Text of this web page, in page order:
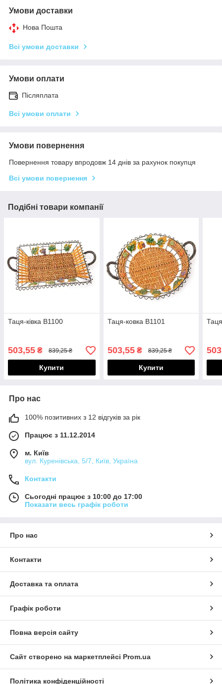
Умови доставки
Нова Пошта
Всі умови доставки
Умови оплати
Післяплата
Всі умови оплати
Умови повернення
Повернення товару впродовж 14 днів за рахунок покупця
Всі умови повернення
Подібні товари компанії
Таця-ківка B1100
503,55 ₴ 839,25 ₴
Купити
Таця-ковка B1101
503,55₴ 839,25 ₴
Купити
Про нас
100% позитивних з 12 відгуків за рік
Працює з 11.12.2014
м. Київ
вул. Куренівська, 5/7, Київ, Україна
Контакти
Сьогодні працює з 10:00 до 17:00
Показати весь графік роботи
Про нас
Контакти
Доставка та оплата
Графік роботи
Повна версія сайту
Сайт створено на маркетплейсі Prom.ua
Політика конфіденційності